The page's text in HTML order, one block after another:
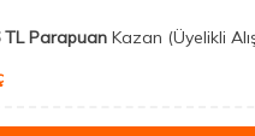
TL Parapuan Kazan (Üyelikli